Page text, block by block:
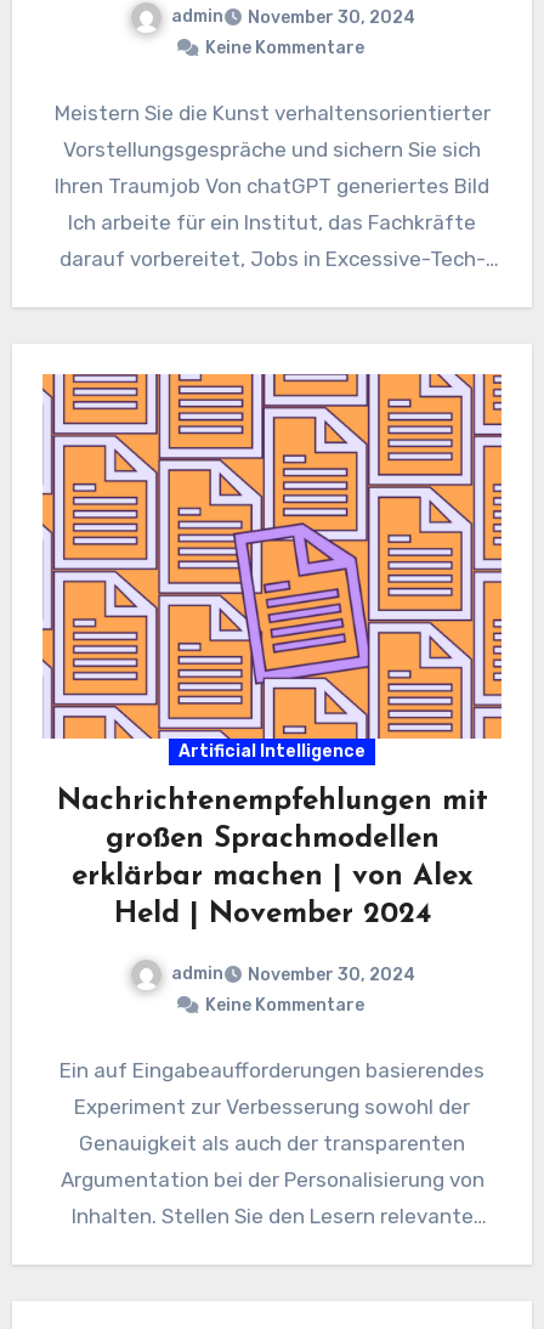
admin
November 30, 2024
Keine Kommentare
Meistern Sie die Kunst verhaltensorientierter
Vorstellungsgespräche und sichern Sie sich
Ihren Traumjob Von chatGPT generiertes Bild
Ich arbeite für ein Institut, das Fachkräfte
darauf vorbereitet, Jobs in Excessive-Tech-
Artificial Intelligence
Nachrichtenempfehlungen mit
großen Sprachmodellen
erklärbar machen | von Alex
Held | November 2024
admin
November 30, 2024
Keine Kommentare
Ein auf Eingabeaufforderungen basierendes
Experiment zur Verbesserung sowohl der
Genauigkeit als auch der transparenten
Argumentation bei der Personalisierung von
Inhalten. Stellen Sie den Lesern relevante